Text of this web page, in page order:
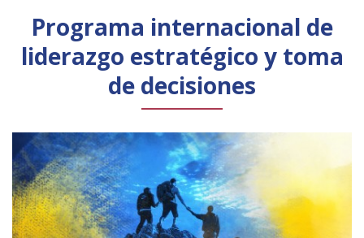
Programa internacional de
liderazgo estratégico y toma
de decisiones